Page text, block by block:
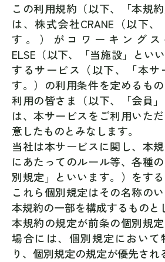
この利用規約（以下、「本規約
は、株式会社CRANE（以下
す。）がコワーキングス
ELSE（以下、「当施設」とい
するサービス（以下、「本サ
す。）の利用条件を定めるも
利用の皆さま（以下、「会員
は、本サービスをご利用いた
意したものとみなします。
当社は本サービスに関し、本
にあたってのルール等、各種
別規定」といいます。）をする
これら個別規定はその名称のい
本規約の一部を構成するものと
本規約の規定が前条の個別規
場合には、個別規定において
り、個別規定の規定が優先され